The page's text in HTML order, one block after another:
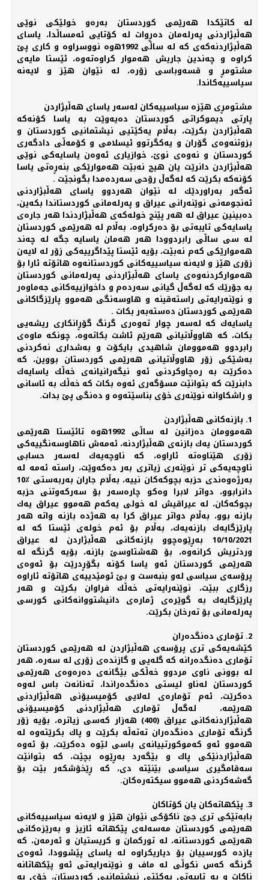
له‌ كاتێكدا هه‌رێمی‌ كوردستان به‌ره‌و خولێكی‌ نوێی
هه‌ڵبژاردنی‌ په‌رله‌مان ده‌ڕوات له‌ كۆتایی‌ ئه‌مساڵدا، یاسای‌
هه‌ڵبژاردنه‌كه‌ی‌ كه‌ له‌ ساڵی‌ 1992ه‌وه‌ نووسراوه‌ و كاری‌ پێ
كراوه‌ و چه‌ندین جاریش هه‌موار كراوه‌ته‌وه‌، ئێستا مایه‌ی‌
مشتومڕ و قسه‌وباسی‌ زۆره‌، له‌ نێوان هێز و لایه‌نه‌
سیاسییه‌كاندا.
مشتومڕی هێزه‌ سیاسییه‌كان له‌سه‌ر یاسای هه‌ڵبژاردن
پارتی‌ دیموكراتی‌ كوردستان ده‌یه‌وێت به‌ یاسا كۆنه‌كه‌
هه‌ڵبژاردن بكرێت، به‌ڵام یه‌كێتیی‌ نیشتمانیی‌ كوردستان و
بزوتنه‌وه‌ی‌ گۆران و یه‌كگرتوو ئیسلامی‌ و كۆمه‌ڵی‌ دادگه‌ری‌
كوردستان و نه‌وه‌ی‌ نوێ، خوازیاری‌ ئه‌وه‌ن یاسایه‌كی‌ نوێی
هه‌ڵبژاردن دانرێت یان هیچ نه‌بێت هه‌موارێكی‌ بنه‌ڕه‌تی‌ یاسا
كۆنه‌كه‌ بكرێت كه‌ له‌گه‌ڵ رۆحی‌ سه‌رده‌مدا بگونجێت .
ئه‌گه‌ر به‌راوردێك له‌ نێوان هه‌ردوو یاسای‌ هه‌ڵبژاردنی‌
ئه‌نجومه‌نی‌ نوێنه‌رانی‌ عیراق و په‌رله‌مانی‌ كوردستاندا بكه‌ین،
ده‌بینین عیراق له‌ هه‌ر پێنج خوله‌كه‌ی‌ هه‌ڵبژاردندا هه‌ر جاره‌ی‌
یاسایه‌كی‌ تایبه‌تی‌ بۆ ده‌ركراوه‌، به‌ڵام له‌ هه‌رێمی‌ كوردستان
له‌ سی‌ ساڵی‌ رابردوودا هه‌ر هه‌مان یاسایه‌ جگه‌ له‌ چه‌ند
هه‌موارێكی‌ كه‌م نه‌بێت، بۆیه‌ ئێستا پێداگرییه‌كی‌ زۆر له‌ لایه‌ن
زۆری‌ هێز و لایه‌نه‌ سیاسییه‌كانی كوردستانه‌وه‌ هاتۆته‌ ئارا بۆ
هه‌مواركردنه‌وه‌ی‌ یاسای‌ هه‌ڵبژاردنی‌ په‌رله‌مانی‌ كوردستان
به‌ جۆرێك كه‌ له‌گه‌ڵ گیانی‌ سه‌رده‌م و داخوازییه‌كانی جه‌ماوه‌ر
و نوێنه‌رایه‌تی‌ راسته‌قینه‌ و هاوسه‌نگی‌ هه‌موو پارێزگاكانی‌
هه‌رێمی‌ كوردستان ده‌سته‌به‌ر بكات .
یاسایه‌ك كه‌ له‌سه‌ر چوار ته‌وه‌ری‌ گرنگ گۆڕانكاری‌ ریشه‌یی‌
بكات، كه‌ هاووڵاتیانی‌ هه‌رێم ئاشت بكاته‌وه‌، چونكه‌ ماوه‌ی‌
رابردوو هه‌موومان شاهیدی‌ بایكۆت و به‌شداری نه‌كردنی‌
به‌شێكی‌ زۆر هاووڵاتیانی‌ هه‌رێمی‌ كوردستان بووین، كه‌
ده‌كرێت به‌ ره‌چاوكردنی‌ ئه‌و نیگه‌رانیانه‌ی‌ خه‌ڵك یاسایه‌ك
دابنرێت كه‌ بتوانێت مسۆگه‌ری‌ ئه‌وه‌ بكات كه‌ خه‌ڵك به‌ ئاسانی‌
و راشكاوانه‌ نوێنه‌ری‌ خۆی‌ بناسێته‌وه‌ و ده‌نگی‌ پێ‌ بدات.
1. بازنه‌كانی‌ هه‌ڵبژاردن
هه‌موومان ده‌زانین له‌ ساڵی‌ 1992ه‌وه‌ تائێستا هه‌رێمی‌
كوردستان یه‌ك بازنه‌ی‌ هه‌ڵبژاردنه‌، ئه‌مه‌ش ناهاوسه‌نگییه‌كی‌
زۆری‌ هێناوه‌ته‌ ئاراوه‌، كه‌ ناوچه‌یه‌ك له‌سه‌ر حسابی‌
ناوچه‌یه‌كی‌ تر نوێنه‌ری‌ زیاتری‌ به‌ر ده‌كه‌وێت، راسته‌ ئه‌مه‌ له‌
به‌رژه‌وه‌ندی‌ حزبه‌ بچوكه‌كان نییه‌، به‌ڵام جاران به‌ربه‌ستی‌ ٪10
دانرابوو، دواتر لابرا وه‌كو چاره‌سه‌ر بۆ سه‌ركه‌وتنی‌ حزبه‌
بچوكه‌كان، له‌ عیراقیش له‌ خولی‌ یه‌كه‌م هه‌موو عیراق یه‌ك
بازنه‌ بوو، به‌ڵام دواتر عیراق كرا به‌ هه‌ژده‌ بازنه‌ واته‌ هه‌ر
پارێزگایه‌ك بازنه‌یه‌ك، به‌ڵام بۆ ئه‌م خوله‌ی‌ ئێستا كه‌ له‌
10/10/2021 به‌ڕێوه‌چوو بازنه‌كانی‌ هه‌ڵبژاردن له‌ عیراق
وردتریش كرانه‌وه‌، بۆ هه‌شتاوسێ‌ بازنه‌، بۆیه‌ گرنگه‌ له‌
هه‌رێمی‌ كوردستان ئه‌و یاسا كۆنه‌ بگۆڕدرێت بۆ ئه‌وه‌ی‌
پرۆسه‌ی‌ سیاسی‌ له‌و بنبه‌ست و بێ ئومێدییه‌ی‌ هاتۆته‌ ئاراوه‌
رزگاری ببێت، نوێنه‌رایه‌تی‌ خه‌ڵك فراوان بكرێت و هه‌ر
پارێزگایه‌ك به‌ گوێره‌ی‌ ژماره‌ی‌ دانیشتووانه‌كانی‌ كورسی‌
په‌رله‌مانی‌ بۆ ته‌رخان بكرێت.
2. تۆماری‌ ده‌نگده‌ران
كێشه‌یه‌كی‌ تری‌ پرۆسه‌ی‌ هه‌ڵبژاردن له‌ هه‌رێمی‌ كوردستان
تۆماری‌ ده‌نگده‌رانه‌ كه‌ گله‌یی‌ و گازنده‌ی‌ زۆری‌ له‌ سه‌ره‌، هه‌ر
له‌ بوونی‌ ناوی‌ مردوو خه‌ڵكی‌ بێگانه‌ی ده‌ره‌وه‌ی‌ هه‌رێمی‌
كوردستان له‌ناو لیستی ده‌نگده‌راندا، ته‌نانه‌ت باس له‌وه‌
ده‌كرێت، ئه‌م تۆماره‌ی‌ له‌لایی‌ كۆمیسیۆنی‌ هه‌ڵبژاردنی‌
هه‌رێمه‌، له‌گه‌ڵ تۆماری‌ هه‌ڵبژاردنی‌ كۆمیسیۆنی‌
هه‌ڵبژاردنه‌كانی‌ عیراق (400) هه‌زار كه‌سی‌ زیاتره‌، بۆیه‌ زۆر
گرنگه‌ تۆماری‌ ده‌نگده‌ران ته‌ته‌ڵه‌ بكرێت و پاك بكرێته‌وه‌ له‌
هه‌موو ئه‌و كه‌موكورتییانه‌ی‌ باسی‌ لێوه‌ ده‌كرێت، بۆ ئه‌وه‌
هه‌ڵبژاردنێكی‌ پاك و بێگه‌رد به‌ڕێوه‌ بچێت، كه‌ بتوانێت
سه‌قامگیری‌ سیاسی‌ بێنێته‌ دی‌، كه‌ ڕێخۆشكه‌ر بێت بۆ
گه‌شه‌كردنی‌ هه‌موو سیكته‌ره‌كان.
3. پێكهاته‌كان یان كۆتاكان
بابه‌تێكی‌ تری‌ جێ‌ ناكۆكی‌ نێوان هێز و لایه‌نه‌ سیاسییه‌كانی‌
هه‌رێمی‌ كوردستان مه‌سه‌له‌ی‌ پێكهاته‌ ئازیز و به‌رێزه‌كانی‌
هه‌رێمی‌ كوردستانه‌، له‌ توركمان و كریستیان و ئه‌رمه‌ن، كه‌
یازده‌ كورسییان بۆ دیاریكراوه‌ له‌ یاسای‌ پێشوودا، ئه‌وه‌ی‌
گرنگه‌ كه‌س نكوڵی‌ له‌ ماف و نوێنه‌رایه‌تی‌ ئه‌و پێكهاتانه‌
ناكات و به‌ تایبه‌تی‌ یه‌كێتی‌ نیشتمانیی‌ كوردستان، خۆی‌ به‌